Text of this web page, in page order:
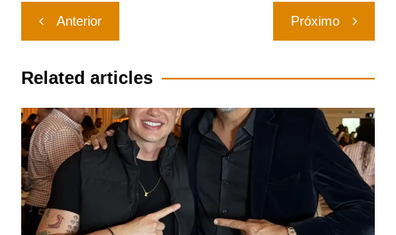
Navegação
de
Post
Anterior Próximo
Related articles